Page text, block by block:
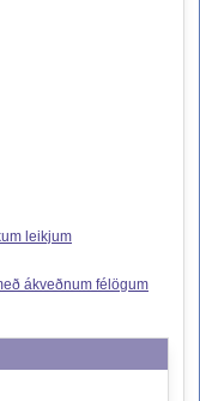
leikjum
ákveðnum félögum